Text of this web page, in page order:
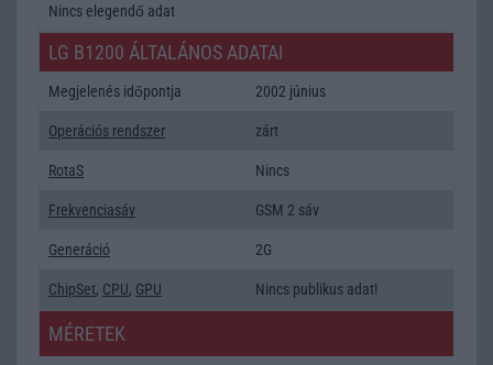
Nincs elegendő adat
LG B1200 ÁLTALÁNOS ADATAI
Megjelenés időpontja 2002 június
Operációs rendszer zárt
RotaS Nincs
Frekvenciasáv GSM 2 sáv
Generáció 2G
ChipSet, CPU, GPU Nincs publikus adat!
MÉRETEK